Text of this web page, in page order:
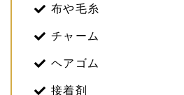
布や毛糸
チャーム
ヘアゴム
接着剤